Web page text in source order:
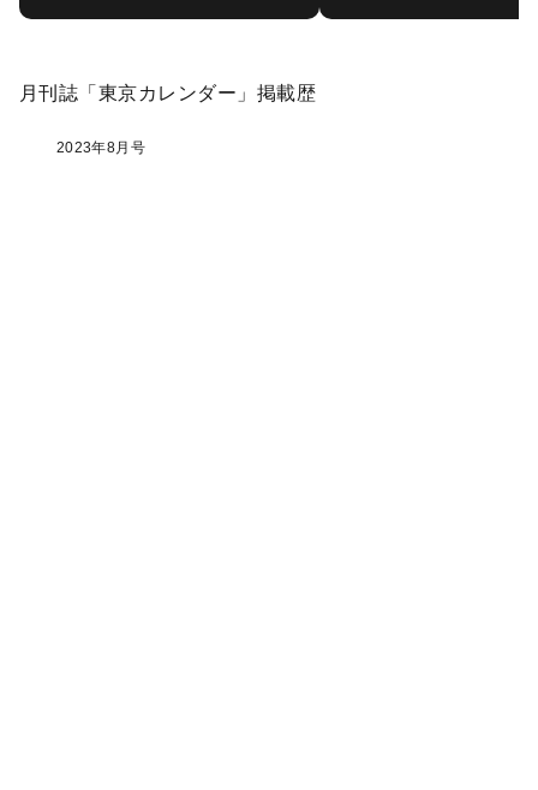
月刊誌「東京カレンダー」掲載歴
2023年8月号